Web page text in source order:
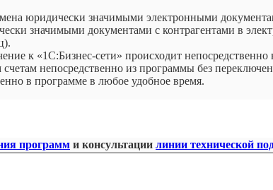
юридически значимыми электронными
значимыми документами с контрагентами в
к «1С:Бизнес-сети» происходит непосредственно
непосредственно из программы без
в программе в любое удобное время.
программ и консультации линии технической